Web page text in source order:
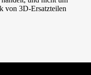
von 3D-Ersatzteilen